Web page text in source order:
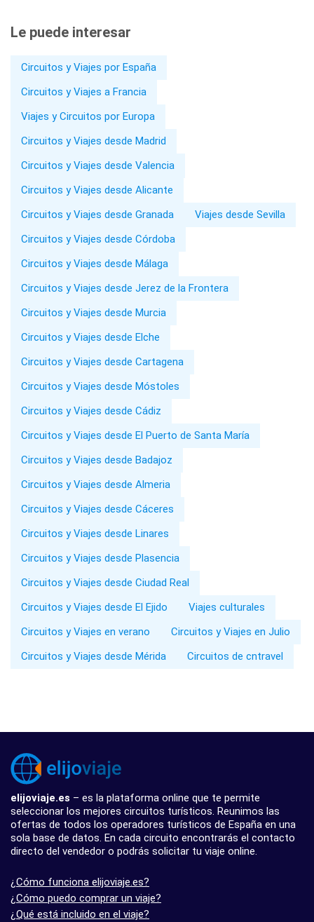
Le puede interesar
Circuitos y Viajes por España
Circuitos y Viajes a Francia
Viajes y Circuitos por Europa
Circuitos y Viajes desde Madrid
Circuitos y Viajes desde Valencia
Circuitos y Viajes desde Alicante
Circuitos y Viajes desde Granada
Viajes desde Sevilla
Circuitos y Viajes desde Córdoba
Circuitos y Viajes desde Málaga
Circuitos y Viajes desde Jerez de la Frontera
Circuitos y Viajes desde Murcia
Circuitos y Viajes desde Elche
Circuitos y Viajes desde Cartagena
Circuitos y Viajes desde Móstoles
Circuitos y Viajes desde Cádiz
Circuitos y Viajes desde El Puerto de Santa María
Circuitos y Viajes desde Badajoz
Circuitos y Viajes desde Almeria
Circuitos y Viajes desde Cáceres
Circuitos y Viajes desde Linares
Circuitos y Viajes desde Plasencia
Circuitos y Viajes desde Ciudad Real
Circuitos y Viajes desde El Ejido
Viajes culturales
Circuitos y Viajes en verano
Circuitos y Viajes en Julio
Circuitos y Viajes desde Mérida
Circuitos de cntravel
elijoviaje.es – es la plataforma online que te permite
seleccionar los mejores circuitos turísticos. Reunimos las
ofertas de todos los operadores turísticos de España en una
sola base de datos. En cada circuito encontrarás el contacto
directo del vendedor o podrás solicitar tu viaje online.
¿Cómo funciona elijoviaje.es?
¿Cómo puedo comprar un viaje?
¿Qué está incluido en el viaje?